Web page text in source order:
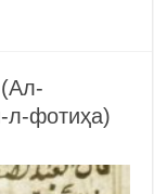
л-фотиҳа)